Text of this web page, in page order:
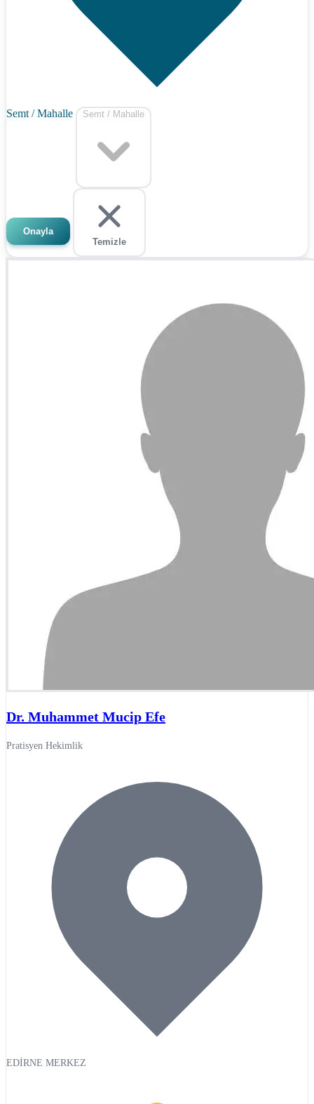
Semt / Mahalle Semt / Mahalle
Onayla
Temizle
Dr. Muhammet Mucip Efe
Pratisyen Hekimlik
EDİRNE MERKEZ